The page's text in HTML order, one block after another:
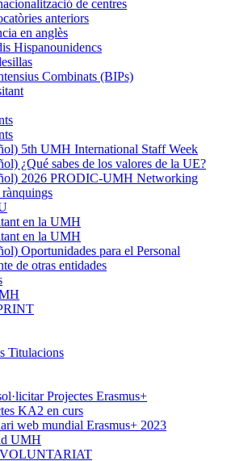
de centres
anteriors
en anglès
Hispanounidencs
Combinats (BIPs)
5th UMH International Staff Week
¿Qué sabes de los valores de la UE?
2026 PRODIC-UMH Networking
en la UMH
en la UMH
Oportunidades para el Personal
de otras entidades
Titulacions
Projectes Erasmus+
KA2 en curs
web mundial Erasmus+ 2023
UMH